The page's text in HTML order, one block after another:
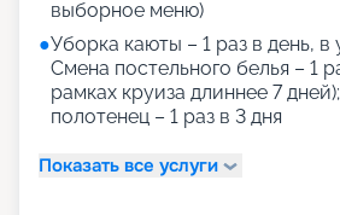
выборное меню)
●Уборка каюты – 1 раз в день, в
Смена постельного белья – 1
рамках круиза длиннее 7
полотенец – 1 раз в 3 дня
Показать все услуги